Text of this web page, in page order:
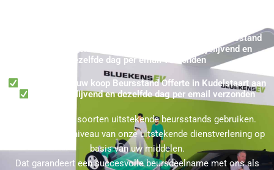
Koop Beursstand Kudelstaart - Snel uw Gehuurde Beursstand
Offerte in Kudelstaart aanvragen ★ 100% Vrijblijvend en
dezelfde dag per email verzonden
Verzoek snel uw koop Beursstand Offerte in Kudelstaart aan
100% Vrijblijvend en dezelfde dag per email verzonden
U kunt bij ons soorten uitstekende beursstands gebruiken.
Kies hierbij het niveau van onze uitstekende dienstverlening op
basis van uw middelen.
Dat garandeert een succesvolle beursdeelname met ons als